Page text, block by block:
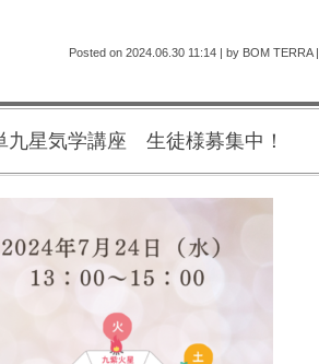
Posted on 2024.06.30 11:14 | by BOM TERRA|
星気学講座 生徒様募集中！